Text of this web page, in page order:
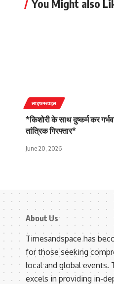
You Might also
लाइफस्टाइल
*किशोरी के साथ दुष्कर्म कर
तांत्रिक गिरफ्तार*
June 20, 2026
About Us
Timesandspace has
for those seeking
local and global events.
excels in providing in-